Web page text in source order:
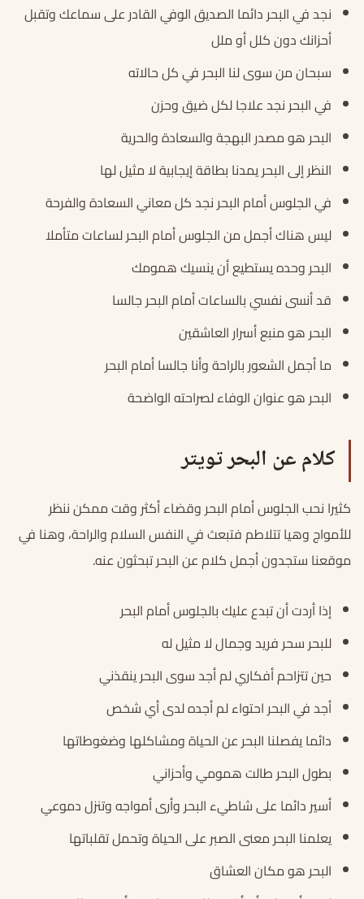
نجد في البحر دائما الصديق الوفي القادر على سماعك وتقبل
أحزانك دون كلل أو ملل
سبحان من سوى لنا البحر في كل حالاته
في البحر نجد علاجا لكل ضيق وحزن
البحر هو مصدر البهجة والسعادة والحرية
النظر إلى البحر يمدنا بطاقة إيجابية لا مثيل لها
في الجلوس أمام البحر نجد كل معاني السعادة والفرحة
ليس هناك أجمل من الجلوس أمام البحر لساعات متأملا
البحر وحده يستطيع أن ينسيك همومك
قد أنسى نفسي بالساعات أمام البحر جالسا
البحر هو منبع أسرار العاشقين
ما أجمل الشعور بالراحة وأنا جالسا أمام البحر
البحر هو عنوان الوفاء لصراحته الواضحة
كلام عن البحر تويتر
كثيرا نحب الجلوس أمام البحر وقضاء أكثر وقت ممكن ننظر
للأمواج وهيا تتلاطم فتبعث في النفس السلام والراحة، وهنا في
موقعنا ستجدون أجمل كلام عن البحر تبحثون عنه.
إذا أردت أن تبدع عليك بالجلوس أمام البحر
للبحر سحر فريد وجمال لا مثيل له
حين تتزاحم أفكاري لم أجد سوى البحر ينقذني
أجد في البحر احتواء لم أجده لدى أي شخص
دائما يفصلنا البحر عن الحياة ومشاكلها وضغوطاتها
بطول البحر طالت همومي وأحزاني
أسير دائما على شاطيء البحر وأرى أمواجه وتنزل دموعي
يعلمنا البحر معنى الصبر على الحياة وتحمل تقلباتها
البحر هو مكان العشاق